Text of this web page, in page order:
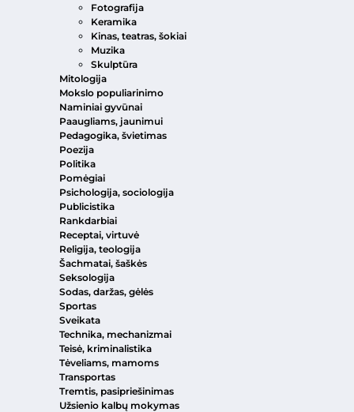
Fotografija
Keramika
Kinas, teatras, šokiai
Muzika
Skulptūra
Mitologija
Mokslo populiarinimo
Naminiai gyvūnai
Paaugliams, jaunimui
Pedagogika, švietimas
Poezija
Politika
Pomėgiai
Psichologija, sociologija
Publicistika
Rankdarbiai
Receptai, virtuvė
Religija, teologija
Šachmatai, šaškės
Seksologija
Sodas, daržas, gėlės
Sportas
Sveikata
Technika, mechanizmai
Teisė, kriminalistika
Tėveliams, mamoms
Transportas
Tremtis, pasipriešinimas
Užsienio kalbų mokymas